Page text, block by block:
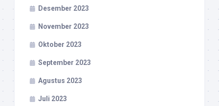
Desember 2023
November 2023
Oktober 2023
September 2023
Agustus 2023
Juli 2023